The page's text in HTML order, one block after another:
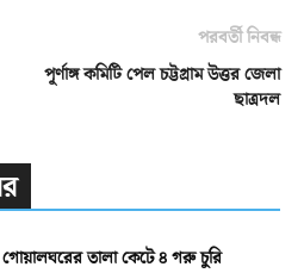
পরবর্তী নিবন্ধ
পূর্ণাঙ্গ কমিটি পেল চট্টগ্রাম উত্তর জেলা
ছাত্রদল
তালা কেটে ৪ গরু চুরি